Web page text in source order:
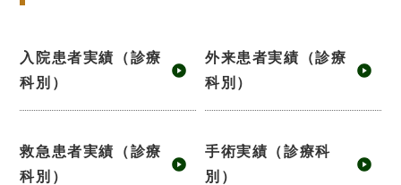
入院患者実績（診療
科別）
外来患者実績（診療
科別）
救急患者実績（診療
科別）
手術実績（診療科
別）